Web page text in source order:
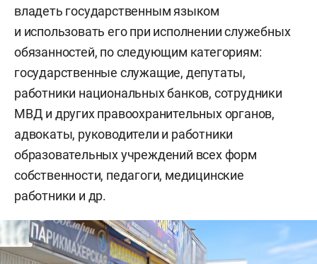
владеть государственным языком
и использовать его при исполнении служебных
обязанностей, по следующим категориям:
государственные служащие, депутаты,
работники национальных банков, сотрудники
МВД и других правоохранительных органов,
адвокаты, руководители и работники
образовательных учреждений всех форм
собственности, педагоги, медицинские
работники и др.